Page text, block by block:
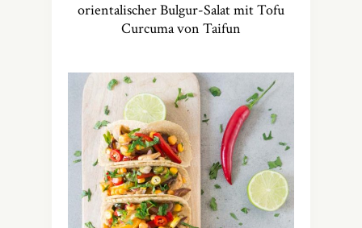
orientalischer Bulgur-Salat mit Tofu
Curcuma von Taifun